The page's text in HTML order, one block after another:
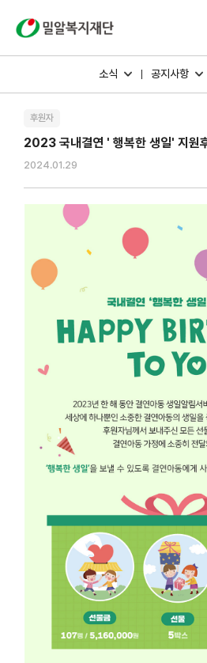
소식 공지사항
후원자
2023 국내결연 ' 행복한 생일' 지원
2024.01.29